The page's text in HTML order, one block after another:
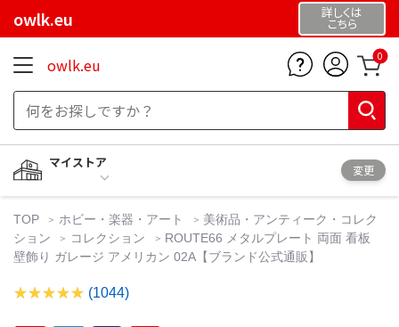
owlk.eu 詳しくは
こちら
owlk.eu 0
マイストア
変更
TOP ホビー・楽器・アート
美術品・アンティーク・コレク
ション
コレクション
ROUTE66 メタルプレート 両面 看板
壁飾り ガレージ アメリカン 02A【ブランド公式通販】
(1044)